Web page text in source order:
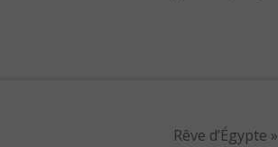
Rêve d’Égypte »